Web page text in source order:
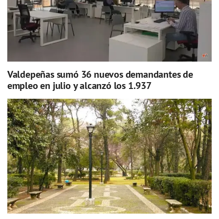
Valdepeñas sumó 36 nuevos demandantes de
empleo en julio y alcanzó los 1.937